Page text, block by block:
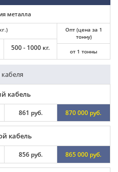
металла
500 - 1000 кг.
Опт (цена за 1
тонну)
от 1 тонны
кабель
861 руб. 870 000 руб.
кабель
856 руб. 865 000 руб.